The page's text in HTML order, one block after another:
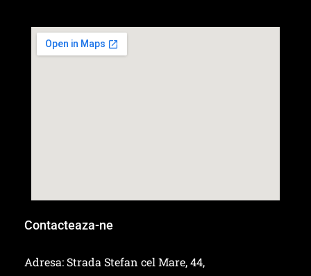
Contacteaza-ne
Adresa: Strada Stefan cel Mare, 44,